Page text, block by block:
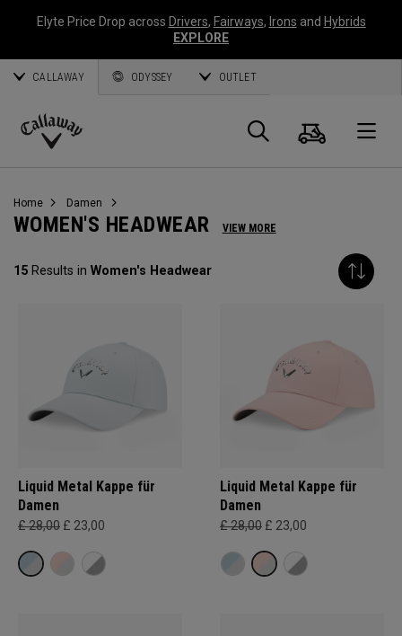
Elyte Price Drop across Drivers, Fairways, Irons and Hybrids
EXPLORE
CALLAWAY ODYSSEY OUTLET
Callaway
Suche
Home Damen
WOMEN'S HEADWEAR VIEW MORE
15 Results in Women's Headwear
Liquid Metal Kappe für
Damen
£ 28,00 £ 23,00
Liquid Metal Kappe für
Damen
£ 28,00 £ 23,00